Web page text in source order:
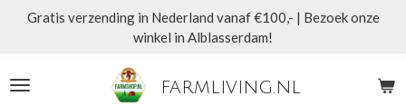
de
farmliving.nl
Gratis verzending in Nederland vanaf €100,- | Bezoek onze
winkel in Alblasserdam!